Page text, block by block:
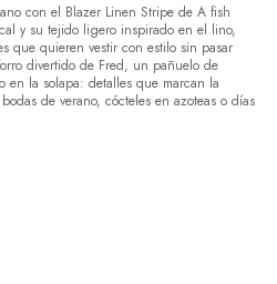
con el Blazer Linen Stripe de A fish
y su tejido ligero inspirado en el lino,
que quieren vestir con estilo sin pasar
divertido de Fred, un pañuelo de
la solapa: detalles que marcan la
de verano, cócteles en azoteas o días